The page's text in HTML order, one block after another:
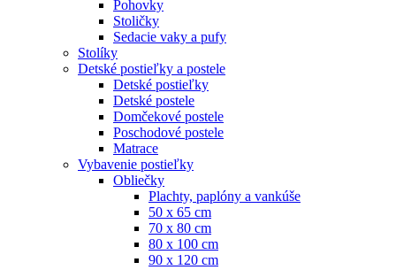
Pohovky
Stoličky
Sedacie vaky a pufy
Stolíky
Detské postieľky a postele
Detské postieľky
Detské postele
Domčekové postele
Poschodové postele
Matrace
Vybavenie postieľky
Obliečky
Plachty, paplóny a vankúše
50 x 65 cm
70 x 80 cm
80 x 100 cm
90 x 120 cm